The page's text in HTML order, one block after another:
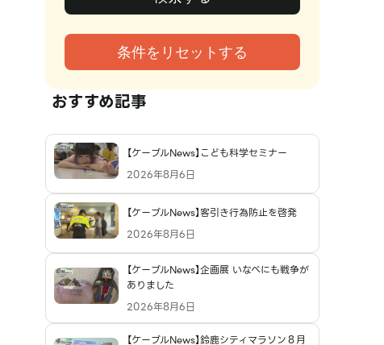
おすすめ記事
【ケーブルNews】こども科学セミナー
2026年8月6日
【ケーブルNews】客引き行為防止を啓発
2026年8月6日
【ケーブルNews】企画展 いなべにも戦争が
ありました
2026年8月6日
【ケーブルNews】鈴鹿シティマラソン８月